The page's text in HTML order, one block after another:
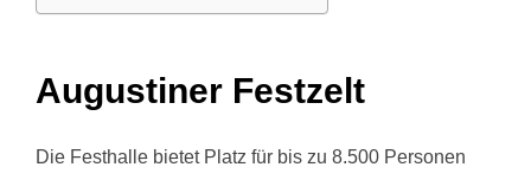
Augustiner Festzelt
Die Festhalle bietet Platz für bis zu 8.500 Personen